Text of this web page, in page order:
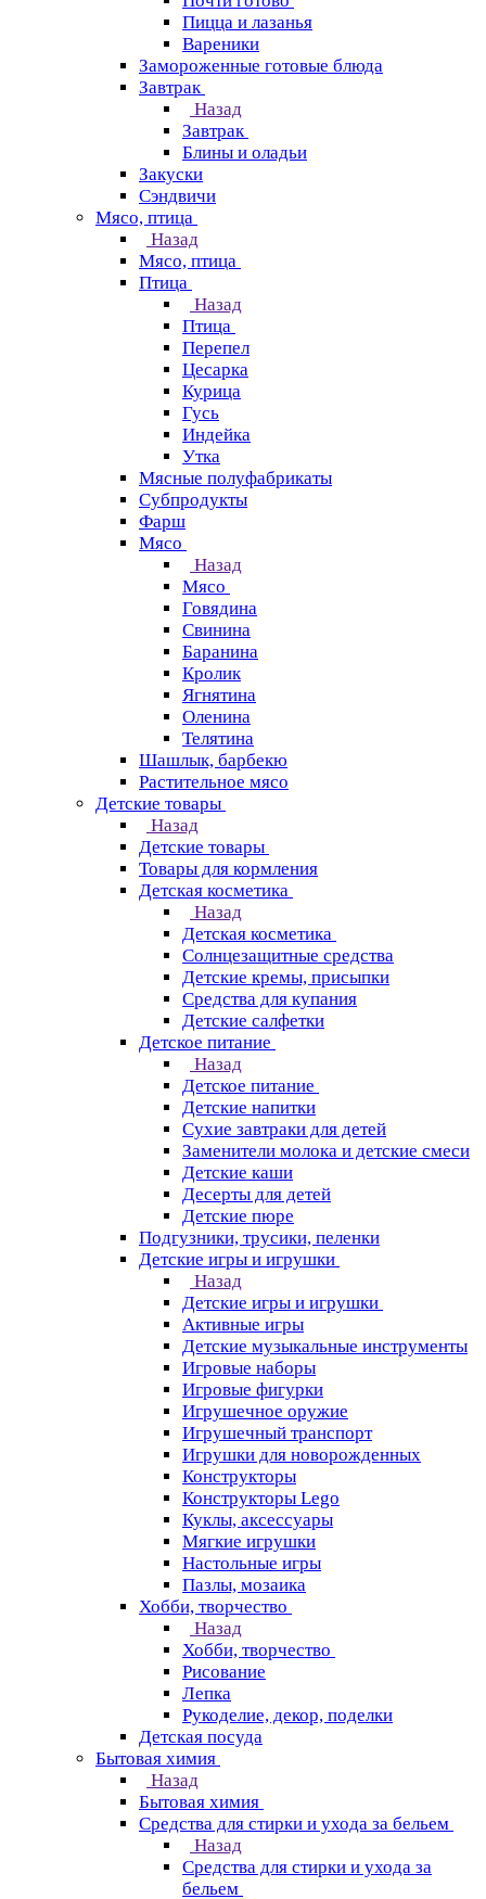
Пицца и лазанья
Вареники
Замороженные готовые блюда
Завтрак
Назад
Завтрак
Блины и оладьи
Закуски
Сэндвичи
Мясо, птица
Назад
Мясо, птица
Птица
Назад
Птица
Перепел
Цесарка
Курица
Гусь
Индейка
Утка
Мясные полуфабрикаты
Субпродукты
Фарш
Мясо
Назад
Мясо
Говядина
Свинина
Баранина
Кролик
Ягнятина
Оленина
Телятина
Шашлык, барбекю
Растительное мясо
Детские товары
Назад
Детские товары
Товары для кормления
Детская косметика
Назад
Детская косметика
Солнцезащитные средства
Детские кремы, присыпки
Средства для купания
Детские салфетки
Детское питание
Назад
Детское питание
Детские напитки
Сухие завтраки для детей
Заменители молока и детские смеси
Детские каши
Десерты для детей
Детские пюре
Подгузники, трусики, пеленки
Детские игры и игрушки
Назад
Детские игры и игрушки
Активные игры
Детские музыкальные инструменты
Игровые наборы
Игровые фигурки
Игрушечное оружие
Игрушечный транспорт
Игрушки для новорожденных
Конструкторы
Конструкторы Lego
Куклы, аксессуары
Мягкие игрушки
Настольные игры
Пазлы, мозаика
Хобби, творчество
Назад
Хобби, творчество
Рисование
Лепка
Рукоделие, декор, поделки
Детская посуда
Бытовая химия
Назад
Бытовая химия
Средства для стирки и ухода за бельем
Назад
Средства для стирки и ухода за
бельем